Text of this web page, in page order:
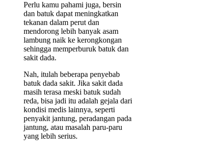
Perlu kamu pahami juga, bersin
dan batuk dapat meningkatkan
tekanan dalam perut dan
mendorong lebih banyak asam
lambung naik ke kerongkongan
sehingga memperburuk batuk dan
sakit dada.
Nah, itulah beberapa penyebab
batuk dada sakit. Jika sakit dada
masih terasa meski batuk sudah
reda, bisa jadi itu adalah gejala dari
kondisi medis lainnya, seperti
penyakit jantung, peradangan pada
jantung, atau masalah paru-paru
yang lebih serius.